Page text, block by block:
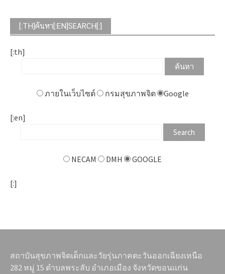
[:TH]ค้นหา[:EN]SEARCH[:]
[:th]
ภายในเว็บไซต์ กรมสุขภาพจิต Google
[:en]
NECAM DMH GOOGLE
[:]
สถาบันสุขภาพจิตเด็กและวัยรุ่นภาคตะวันออกเฉียงเหนือ
282 หมู่ 15 ตำบลพระลับ อำเภอเมือง จังหวัดขอนแก่น